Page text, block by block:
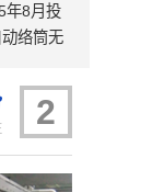
年8月投
络筒无
家工信
是第二
发大楼暨
使用；正
2